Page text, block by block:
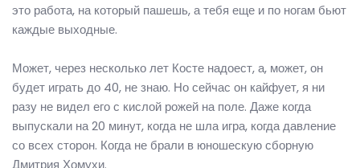
это работа, на который пашешь, а тебя еще и по ногам бьют
каждые выходные.
Может, через несколько лет Косте надоест, а, может, он
будет играть до 40, не знаю. Но сейчас он кайфует, я ни
разу не видел его с кислой рожей на поле. Даже когда
выпускали на 20 минут, когда не шла игра, когда давление
со всех сторон. Когда не брали в юношескую сборную
Дмитрия Хомухи.